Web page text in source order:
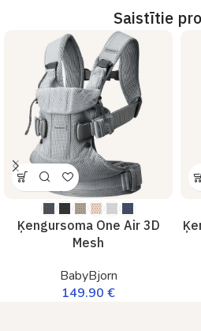
Saistītie
Ķengursoma One Air 3D
Mesh
BabyBjorn
149.90 €